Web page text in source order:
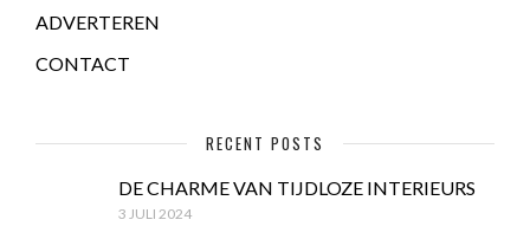
ADVERTEREN
CONTACT
RECENT POSTS
DE CHARME VAN TIJDLOZE INTERIEURS
3 JULI 2024